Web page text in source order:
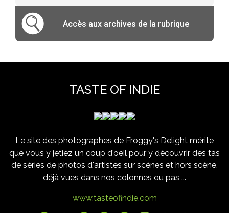
Accès aux archives de la rubrique
TASTE OF INDIE
Le site des photographes de Froggy's Delight mérite
que vous y jetiez un coup d'oeil pour y découvrir des tas
de séries de photos d'artistes sur scènes et hors scène,
déjà vues dans nos colonnes ou pas ...
www.tasteofindie.com